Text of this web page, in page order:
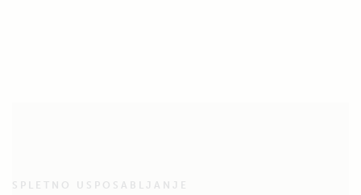
SPLETNO USPOSABLJANJE